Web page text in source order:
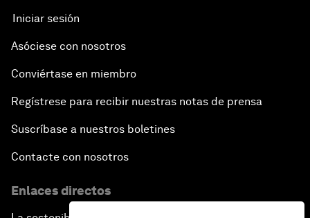
Iniciar sesión
Asóciese con nosotros
Conviértase en miembro
Regístrese para recibir nuestras notas de prensa
Suscríbase a nuestros boletines
Contacte con nosotros
Enlaces directos